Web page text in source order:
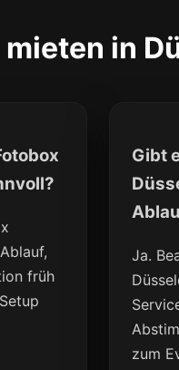
mieten in
früh
Gibt
Ja.
zum